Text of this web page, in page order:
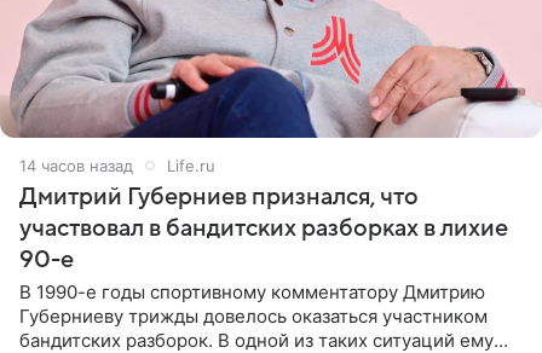
14 часов назад Life.ru
Дмитрий Губерниев признался, что
участвовал в бандитских разборках в лихие
90-е
В 1990-е годы спортивному комментатору Дмитрию
Губерниеву трижды довелось оказаться участником
бандитских разборок. В одной из таких ситуаций ему